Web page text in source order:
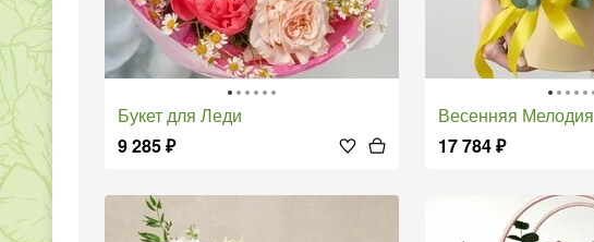
Букет для Леди
9 285₽
Весенняя Мелодия
17 784₽